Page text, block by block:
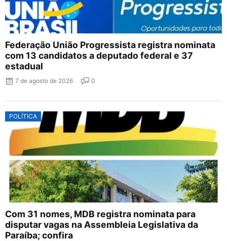
Federação União Progressista registra nominata
com 13 candidatos a deputado federal e 37
estadual
7 de agosto de 2026 0
POLÍTICA
Com 31 nomes, MDB registra nominata para
disputar vagas na Assembleia Legislativa da
Paraíba; confira